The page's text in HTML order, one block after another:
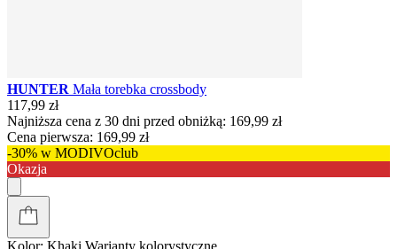
HUNTER Mała torebka crossbody
117,99 zł
Najniższa cena z 30 dni przed obniżką: 169,99 zł
Cena pierwsza: 169,99 zł
-30% w MODIVOclub
Okazja
Kolor: Khaki Warianty kolorystyczne